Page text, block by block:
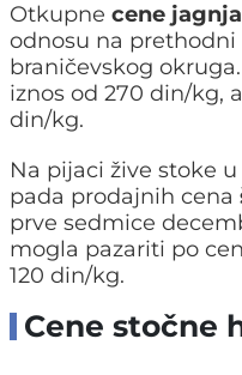
Otkupne cene
odnosu na
braničevskog
iznos od 270 din/kg,
din/kg.
Na pijaci žive stoke
pada prodajnih cena
prve sedmice
mogla pazariti po
120 din/kg.
Cene stočne